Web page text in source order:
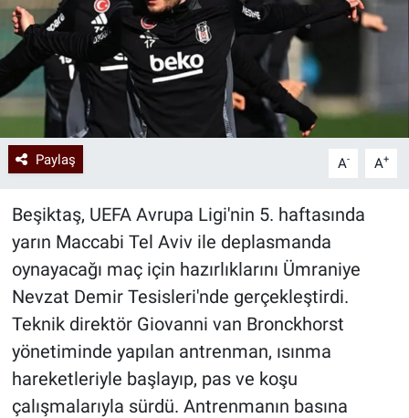
Paylaş A- A+
Beşiktaş, UEFA Avrupa Ligi'nin 5. haftasında
yarın Maccabi Tel Aviv ile deplasmanda
oynayacağı maç için hazırlıklarını Ümraniye
Nevzat Demir Tesisleri'nde gerçekleştirdi.
Teknik direktör Giovanni van Bronckhorst
yönetiminde yapılan antrenman, ısınma
hareketleriyle başlayıp, pas ve koşu
çalışmalarıyla sürdü. Antrenmanın basına